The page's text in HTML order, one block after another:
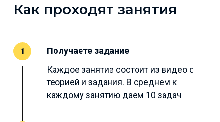
Как проходят занятия
1
Получаете задание
Каждое занятие состоит из видео с
теорией и задания. В среднем к
каждому занятию даем 10 задач